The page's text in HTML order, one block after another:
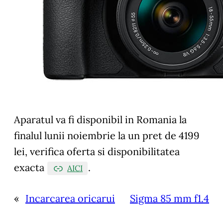
Aparatul va fi disponibil in Romania la
finalul lunii noiembrie la un pret de 4199
lei, verifica oferta si disponibilitatea
exacta
AICI .
« Incarcarea oricarui
Sigma 85 mm f1.4